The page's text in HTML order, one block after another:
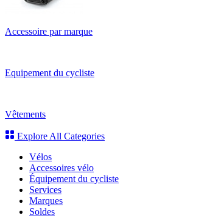
Accessoire par marque
Equipement du cycliste
Vêtements
Explore All Categories
Vélos
Accessoires vélo
Équipement du cycliste
Services
Marques
Soldes